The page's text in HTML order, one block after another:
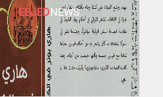
EBJEDNEWS